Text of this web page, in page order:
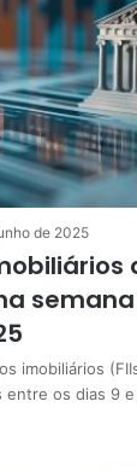
de 2025
semana
imobiliários
entre os dias 9